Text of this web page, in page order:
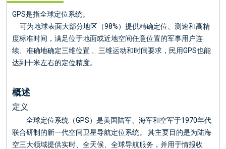
GPS是指全球定位系统。
可为地球表面大部分地区（98%）提供精确定位、测速和高精
度标准时间，满足位于地面或近地空间任意位置的军事用户连
续、准确地确定三维位置 、三维运动和时间要求，民用GPS也能
达到十米左右的定位精度。
概述
定义
全球定位系统（GPS）是美国陆军、海军和空军于1970年代
联合研制的新一代空间卫星导航定位系统。 其主要目的是为陆海
空三大领域提供实时、全天候、全球导航服务，并用于情报收